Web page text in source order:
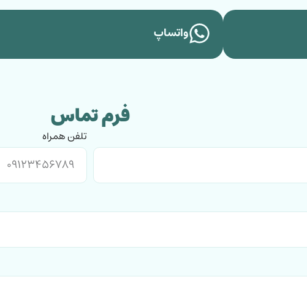
واتساپ
فرم تماس
تلفن همراه